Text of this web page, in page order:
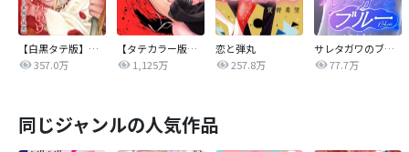
【白黒タテ版】孕むまで乱れいけ～身代わり花嫁と軍服の猛愛
357.0万
【タテカラー版】漣蒼士に処女を捧ぐ～さあ、じっくり愛でましょうか
1,125万
恋と弾丸
257.8万
サレタガワのブルー【タテヨミ】
77.7万
同じジャンルの人気作品